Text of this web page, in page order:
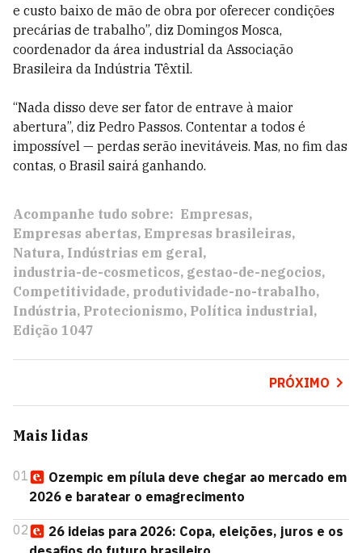
e custo baixo de mão de obra por oferecer condições
precárias de trabalho”, diz Domingos Mosca,
coordenador da área industrial da Associação
Brasileira da Indústria Têxtil.
“Nada disso deve ser fator de entrave à maior
abertura”, diz Pedro Passos. Contentar a todos é
impossível — perdas serão inevitáveis. Mas, no fim das
contas, o Brasil sairá ganhando.
Acompanhe tudo sobre: Empresas
Empresas abertas Empresas brasileiras
Natura Indústrias em geral
industria-de-cosmeticos gestao-de-negocios
Competitividade produtividade-no-trabalho
Indústria Protecionismo Política industrial
Edição 1047
PRÓXIMO
Mais lidas
01
Ozempic em pílula deve chegar ao mercado em
2026 e baratear o emagrecimento
02
26 ideias para 2026: Copa, eleições, juros e os